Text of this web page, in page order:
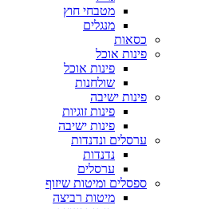
מטבחי חוץ
מנגלים
כסאות
פינות אוכל
פינות אוכל
שולחנות
פינות ישיבה
פינות זוגיות
פינות ישיבה
ערסלים ונדנדות
נדנדות
ערסלים
ספסלים ומיטות שיזוף
מיטות רביצה